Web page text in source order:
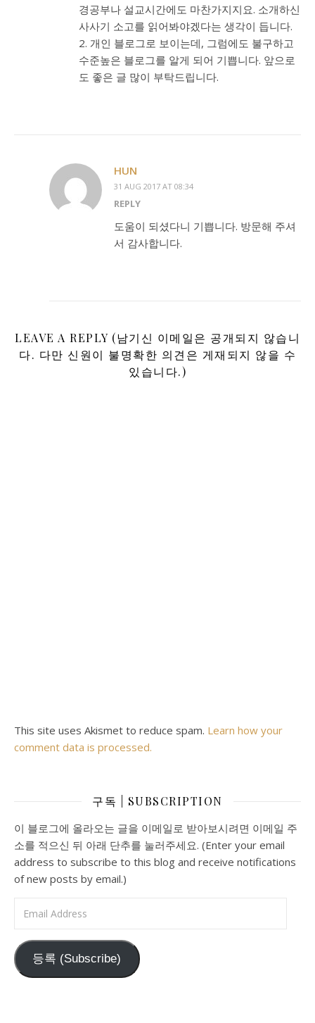
경공부나 설교시간에도 마찬가지지요. 소개하신
사사기 소고를 읽어봐야겠다는 생각이 듭니다.
2. 개인 블로그로 보이는데, 그럼에도 불구하고
수준높은 블로그를 알게 되어 기쁩니다. 앞으로
도 좋은 글 많이 부탁드립니다.
HUN
31 AUG 2017 AT 08:34
REPLY
도움이 되셨다니 기쁩니다. 방문해 주셔
서 감사합니다.
LEAVE A REPLY (남기신 이메일은 공개되지 않습니
다. 다만 신원이 불명확한 의견은 게재되지 않을 수
있습니다.)
This site uses Akismet to reduce spam. Learn how your
comment data is processed.
구독 | SUBSCRIPTION
이 블로그에 올라오는 글을 이메일로 받아보시려면 이메일 주
소를 적으신 뒤 아래 단추를 눌러주세요. (Enter your email
address to subscribe to this blog and receive notifications
of new posts by email.)
등록 (Subscribe)